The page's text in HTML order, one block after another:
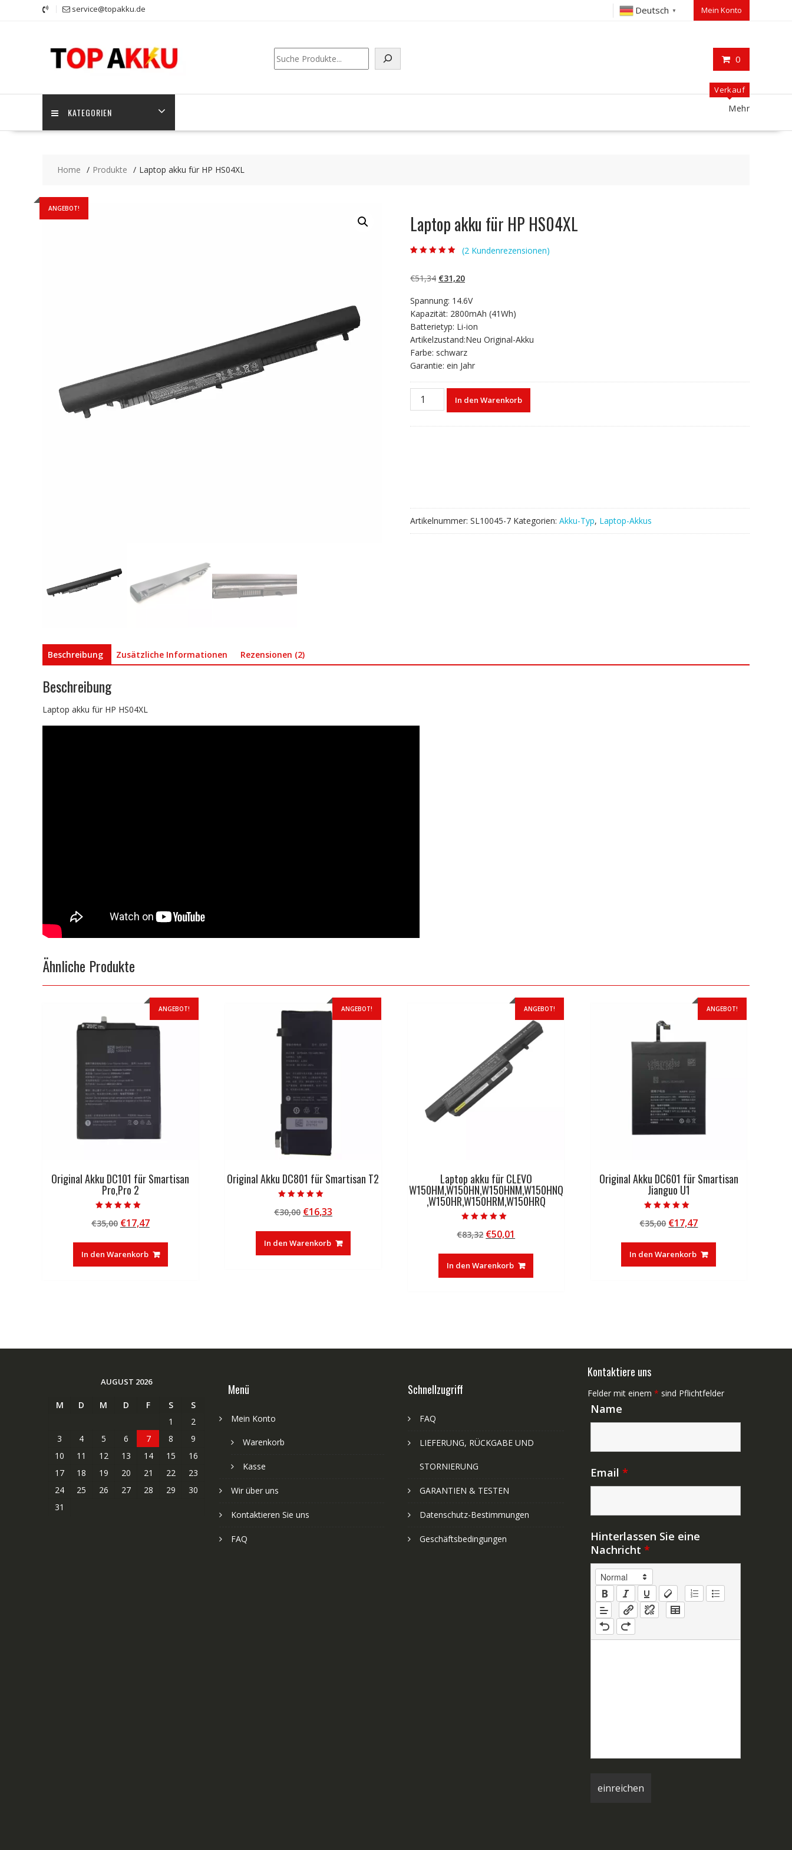
service@topakku.de Deutsch ▼ Mein Konto
0
Suchen
KATEGORIEN
Verkauf
Mehr
Home Produkte Laptop akku für HP HS04XL
ANGEBOT!
Laptop akku für HP HS04XL
basierend auf
Kundenbewert
(2 Kundenrezensionen)
€51,34 Ursprünglicher
war:
€51,34
€31,20Aktueller
ist:
€31,20.
Spannung: 14.6V
Kapazität: 2800mAh (41Wh)
Batterietyp: Li-ion
Artikelzustand:Neu Original-Akku
Farbe: schwarz
Garantie: ein Jahr
Laptop
akku
In den Warenkorb
Artikelnummer: SL10045-7 Kategorien: Akku-Typ, Laptop-Akkus
Beschreibung Zusätzliche Informationen Rezensionen (2)
Beschreibung
Laptop akku für HP HS04XL
Ähnliche Produkte
ANGEBOT!
Original Akku DC101 für Smartisan
Pro,Pro 2
5.00
von 5
€35,00 Ursprünglicher
war:
€35,00
€17,47Aktueller
ist:
€17,47.
In den Warenkorb
ANGEBOT!
Original Akku DC801 für Smartisan T2
5.00
von 5
€30,00 Ursprünglicher
war:
€30,00
€16,33Aktueller
ist:
€16,33.
In den Warenkorb
ANGEBOT!
Laptop akku für CLEVO
W150HM,W150HN,W150HNM,W150HNQ
,W150HR,W150HRM,W150HRQ
5.00
von 5
€83,32 Ursprünglicher
war:
€83,32
€50,01
ist:
€50,01.
In den Warenkorb
ANGEBOT!
Original Akku DC601 für Smartisan
Jianguo U1
5.00
von 5
€35,00 Ursprünglicher
war:
€35,00
€17,47Aktueller
ist:
€17,47.
In den Warenkorb
AUGUST 2026
M D M D F S
S
1
2
3
4 5 6 7 8
9
10
11 12 13 14 15
16
17
18 19 20 21 22
23
24
25 26 27 28 29
30
31
Menü
Mein Konto
Warenkorb
Kasse
Wir über uns
Kontaktieren Sie uns
FAQ
Schnellzugriff
FAQ
LIEFERUNG, RÜCKGABE UND
STORNIERUNG
GARANTIEN & TESTEN
Datenschutz-Bestimmungen
Geschäftsbedingungen
Kontaktiere uns
Felder mit einem * sind Pflichtfelder
Name
Email *
Hinterlassen Sie eine
Nachricht *